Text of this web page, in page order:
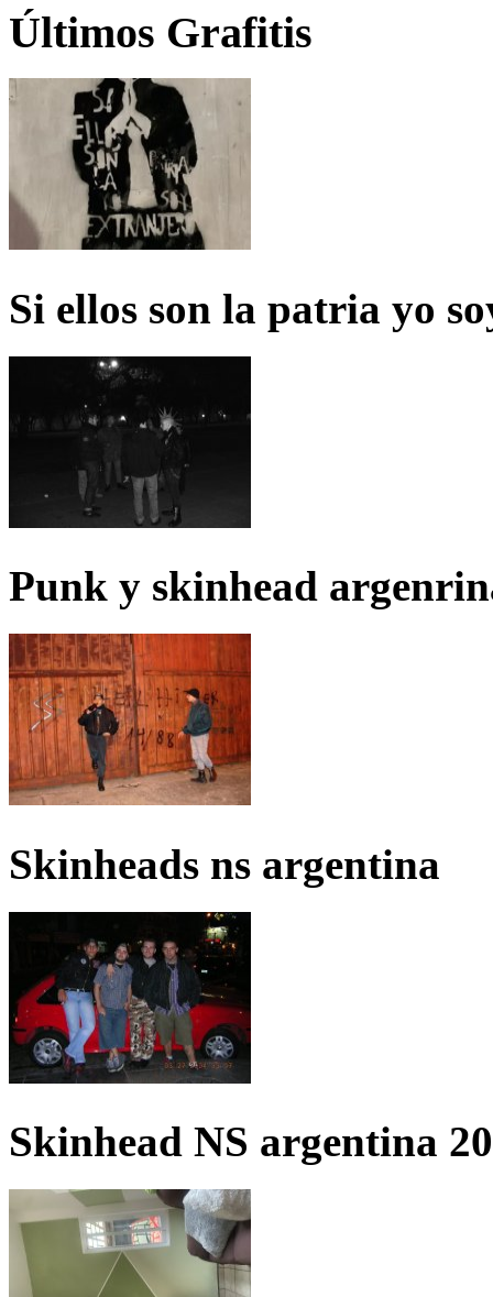
Últimos Grafitis
Si ellos son la patria yo
Punk y skinhead
Skinheads ns argentina
Skinhead NS argentina